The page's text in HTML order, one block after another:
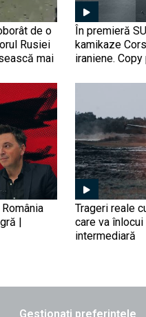
de o
Rusiei
mai
În premieră
kamikaze
iraniene.
|
Trageri reale
care va
intermediară
Gestionați preferințele